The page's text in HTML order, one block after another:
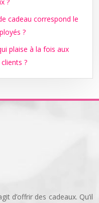
cadeau correspond le
?
plaise à la fois aux
?
d’offrir des cadeaux. Qu’il